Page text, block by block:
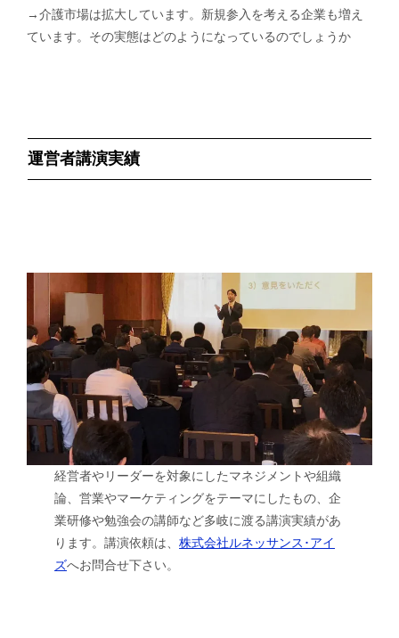
→介護市場は拡大しています。新規参入を考える企業も増え
ています。その実態はどのようになっているのでしょうか
運営者講演実績
経営者やリーダーを対象にしたマネジメントや組織
論、営業やマーケティングをテーマにしたもの、企
業研修や勉強会の講師など多岐に渡る講演実績があ
ります。講演依頼は、株式会社ルネッサンス･アイ
ズへお問合せ下さい。